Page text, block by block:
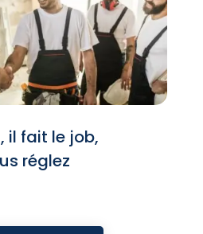
il fait le job,
réglez